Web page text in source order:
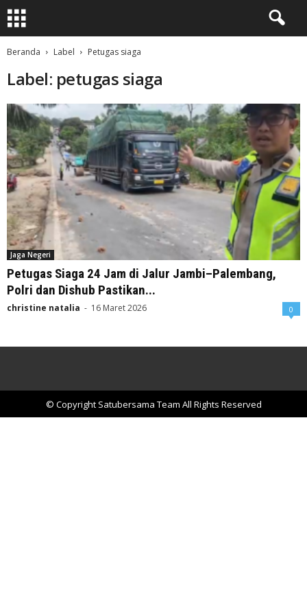
Beranda Label Petugas siaga
Label: petugas siaga
Jaga Negeri
Petugas Siaga 24 Jam di Jalur Jambi–Palembang,
Polri dan Dishub Pastikan...
christine natalia - 16 Maret 2026 0
© Copyright Satubersama Team All Rights Reserved